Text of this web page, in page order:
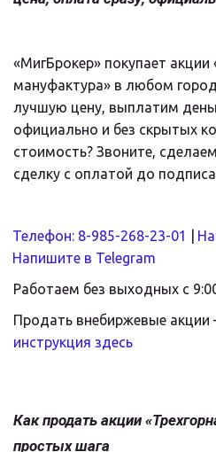
«МигБрокер» покупает акции
мануфактура» в любом
лучшую цену, выплатим
официально и без скрытых
стоимость? Звоните,
сделку с оплатой до
Телефон: 8-985-268-23-01
Напишите в Telegram
Работаем без выходных с
Продать внебиржевые
инструкция здесь
Как продать акции
простых шага